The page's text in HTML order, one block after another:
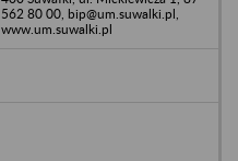
562 80 00, bip@um.suwalki.pl,
www.um.suwalki.pl